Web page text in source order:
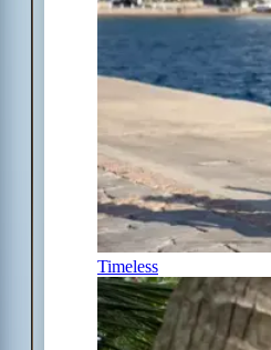
Timeless